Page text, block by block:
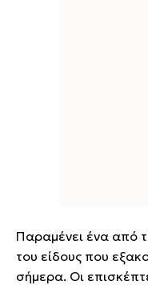
Παραμένει ένα από
του είδους που
σήμερα. Οι